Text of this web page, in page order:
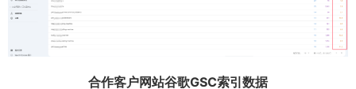
合作客户网站谷歌GSC索引数据